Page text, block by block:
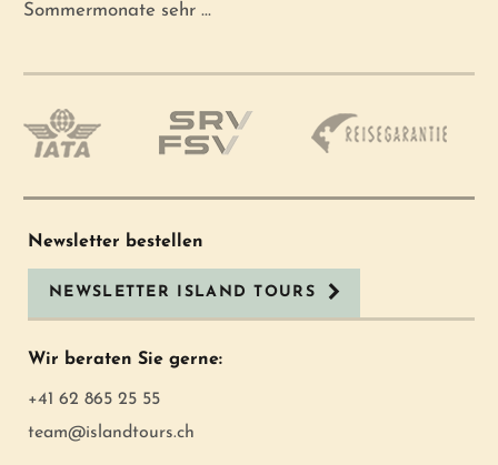
Sommermonate sehr ...
Newsletter bestellen
NEWSLETTER ISLAND TOURS
Wir beraten Sie gerne:
+41 62 865 25 55
team@islandtours.ch